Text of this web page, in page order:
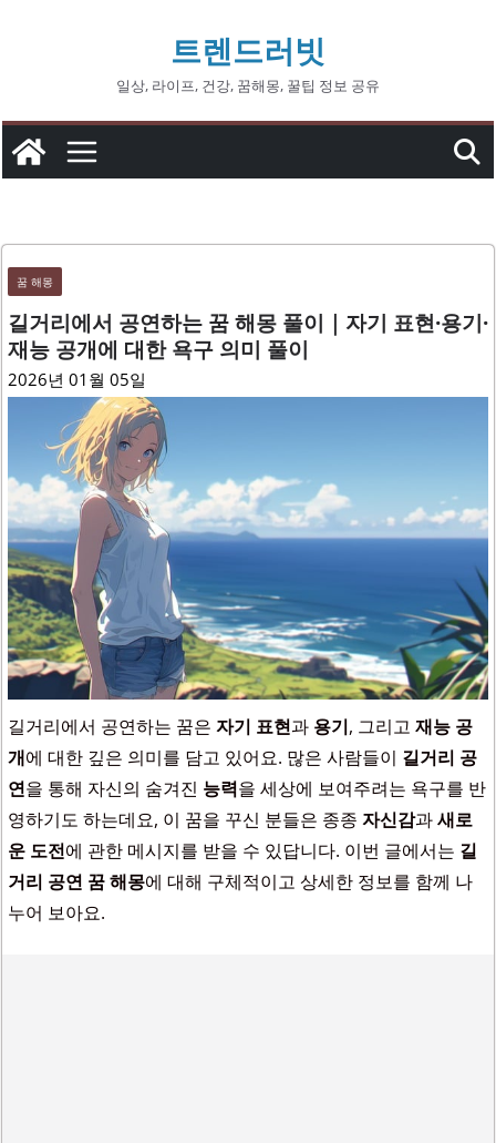
트렌드러빗
일상, 라이프, 건강, 꿈해몽, 꿀팁 정보 공유
꿈 해몽
길거리에서 공연하는 꿈 해몽 풀이｜자기 표현·용기·
재능 공개에 대한 욕구 의미 풀이
2026년 01월 05일
길거리에서 공연하는 꿈은 자기 표현과 용기, 그리고 재능 공
개에 대한 깊은 의미를 담고 있어요. 많은 사람들이 길거리 공
연을 통해 자신의 숨겨진 능력을 세상에 보여주려는 욕구를 반
영하기도 하는데요, 이 꿈을 꾸신 분들은 종종 자신감과새로
운 도전에 관한 메시지를 받을 수 있답니다. 이번 글에서는 길
거리 공연 꿈 해몽에 대해 구체적이고 상세한 정보를 함께 나
누어 보아요.